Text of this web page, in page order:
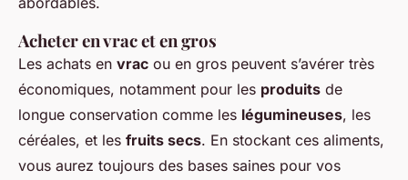
Acheter en vrac et en gros
Les achats en vrac ou en gros peuvent s’avérer très
économiques, notamment pour les produits de
longue conservation comme les légumineuses, les
céréales, et les fruits secs. En stockant ces aliments,
vous aurez toujours des bases saines pour vos